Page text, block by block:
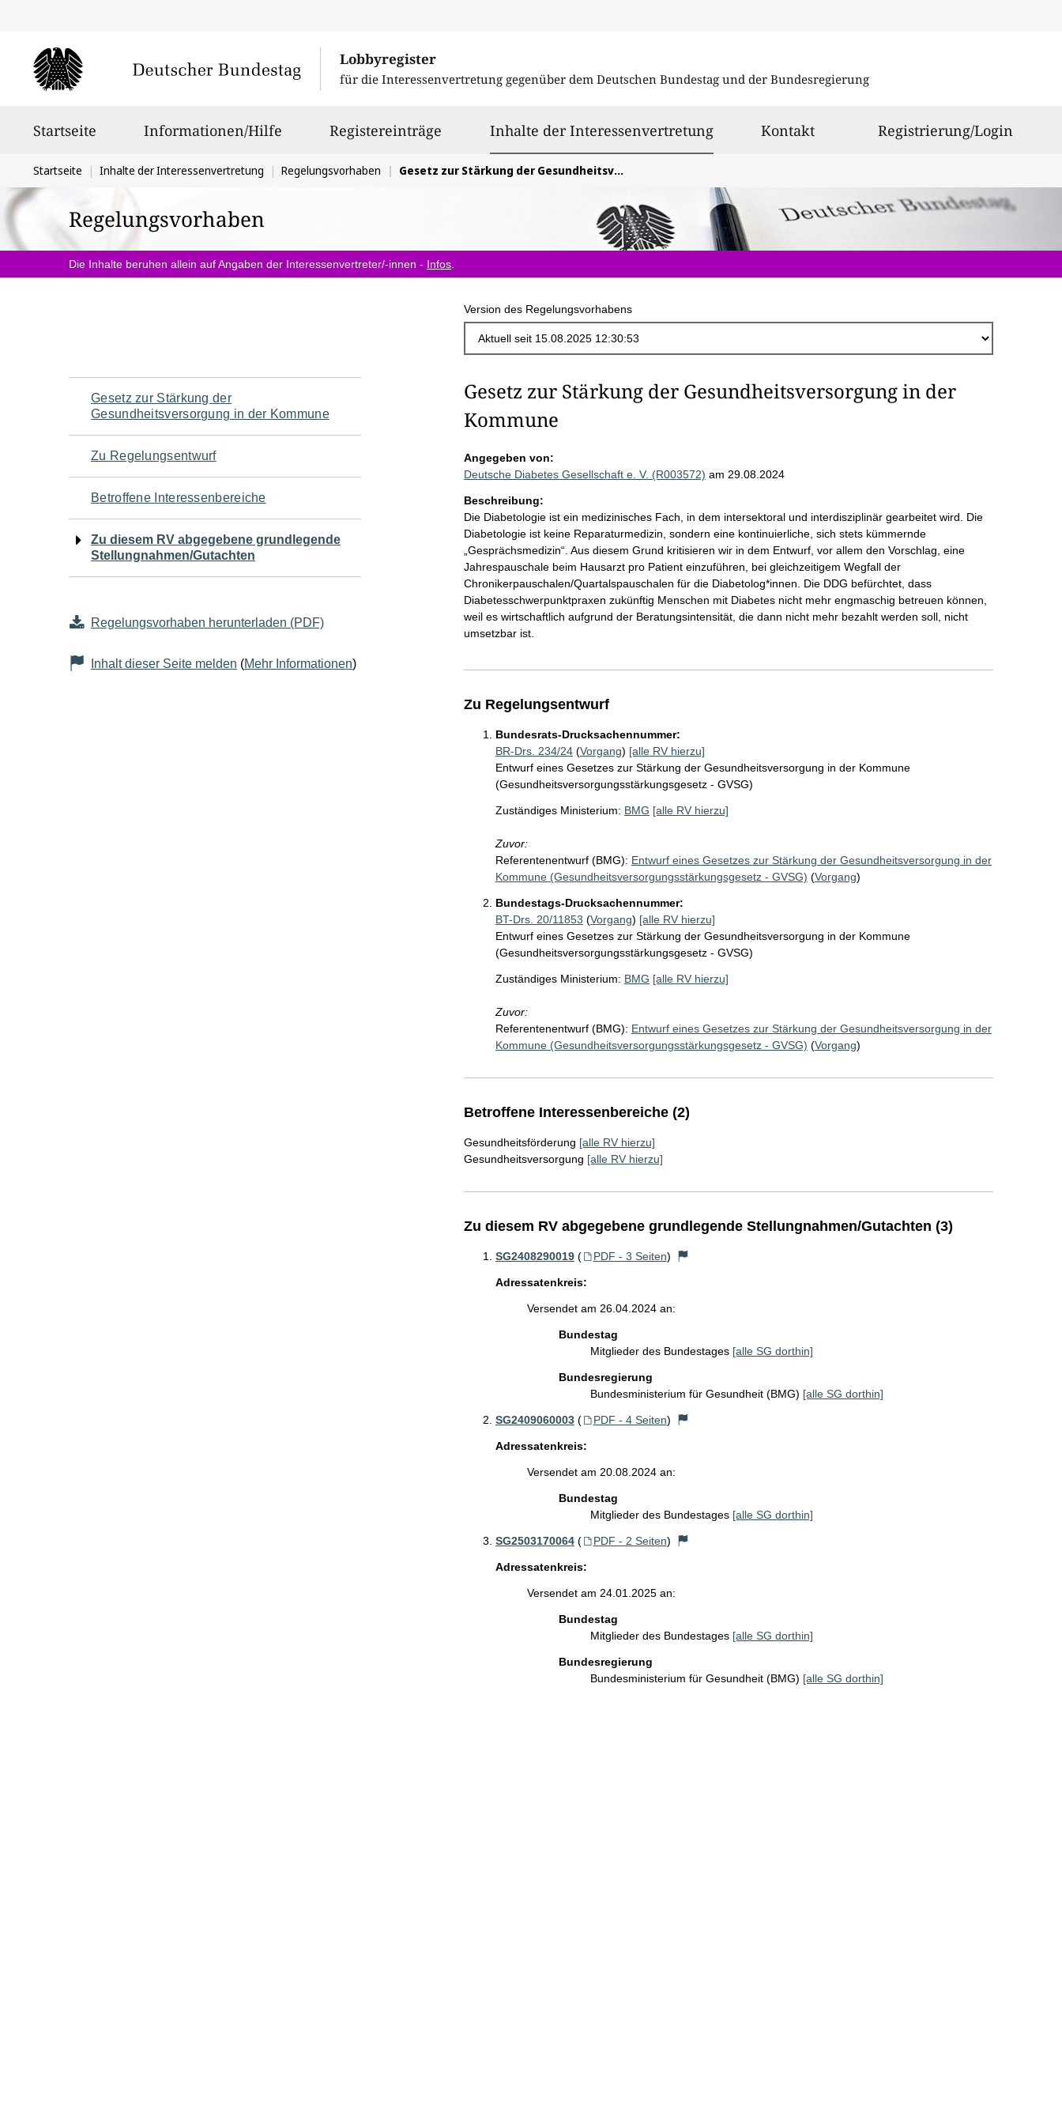
Lobbyregister
für die Interessenvertretung gegenüber dem Deutschen Bundestag und der Bundesregierung
Startseite Informationen/Hilfe Registereinträge Inhalte der Interessenvertretungausgewählt
Kontakt Registrierung/Login
Sie
befinden
sich
hier:
Startseite Inhalte der Interessenvertretung Regelungsvorhaben Gesetz zur Stärkung der Gesundheitsversorgung in der Kommune
Regelungsvorhaben
Die Inhalte beruhen allein auf Angaben der Interessenvertreter/-innen - Infos
Version des Regelungsvorhabens
Navigation
für
den
Seiteninhalt
Gesetz zur Stärkung der
Gesundheitsversorgung in der Kommune
Zu Regelungsentwurf
Betroffene Interessenbereiche
Zu diesem RV abgegebene grundlegende
Stellungnahmen/Gutachten
Regelungsvorhaben herunterladen (PDF)
Inhalt dieser Seite melden (Mehr Informationen)
Gesetz zur Stärkung der Gesundheitsversorgung in der
Kommune
Angegeben von:
Deutsche Diabetes Gesellschaft e. V. (R003572) am 29.08.2024
Beschreibung:
Die Diabetologie ist ein medizinisches Fach, in dem intersektoral und interdisziplinär gearbeitet wird. Die
Diabetologie ist keine Reparaturmedizin, sondern eine kontinuierliche, sich stets kümmernde
„Gesprächsmedizin“. Aus diesem Grund kritisieren wir in dem Entwurf, vor allem den Vorschlag, eine
Jahrespauschale beim Hausarzt pro Patient einzuführen, bei gleichzeitigem Wegfall der
Chronikerpauschalen/Quartalspauschalen für die Diabetolog*innen. Die DDG befürchtet, dass
Diabetesschwerpunktpraxen zukünftig Menschen mit Diabetes nicht mehr engmaschig betreuen können,
weil es wirtschaftlich aufgrund der Beratungsintensität, die dann nicht mehr bezahlt werden soll, nicht
umsetzbar ist.
Zu Regelungsentwurf
Bundesrats-Drucksachennummer:
BR-Drs. 234/24(Vorgang) [alle RV hierzu]
Entwurf eines Gesetzes zur Stärkung der Gesundheitsversorgung in der Kommune
(Gesundheitsversorgungsstärkungsgesetz - GVSG)
Zuständiges Ministerium: BMG [alle RV hierzu]
Zuvor:
Referentenentwurf (BMG): Entwurf eines Gesetzes zur Stärkung der Gesundheitsversorgung in der
Kommune (Gesundheitsversorgungsstärkungsgesetz - GVSG) (Vorgang)
Bundestags-Drucksachennummer:
BT-Drs. 20/11853 (Vorgang) [alle RV hierzu]
Entwurf eines Gesetzes zur Stärkung der Gesundheitsversorgung in der Kommune
(Gesundheitsversorgungsstärkungsgesetz - GVSG)
Zuständiges Ministerium: BMG [alle RV hierzu]
Zuvor:
Referentenentwurf (BMG): Entwurf eines Gesetzes zur Stärkung der Gesundheitsversorgung in der
Kommune (Gesundheitsversorgungsstärkungsgesetz - GVSG) (Vorgang)
Betroffene Interessenbereiche (2)
Gesundheitsförderung [alle RV hierzu]
Gesundheitsversorgung [alle RV hierzu]
Zu diesem RV abgegebene grundlegende Stellungnahmen/Gutachten (3)
SG2408290019 ( PDF - 3 Seiten)
Adressatenkreis:
Versendet am 26.04.2024 an:
Bundestag
Mitglieder des Bundestages [alle SG dorthin]
Bundesregierung
Bundesministerium für Gesundheit (BMG) [alle SG dorthin]
SG2409060003 ( PDF - 4 Seiten)
Adressatenkreis:
Versendet am 20.08.2024 an:
Bundestag
Mitglieder des Bundestages [alle SG dorthin]
SG2503170064 ( PDF - 2 Seiten)
Adressatenkreis:
Versendet am 24.01.2025 an:
Bundestag
Mitglieder des Bundestages [alle SG dorthin]
Bundesregierung
Bundesministerium für Gesundheit (BMG) [alle SG dorthin]